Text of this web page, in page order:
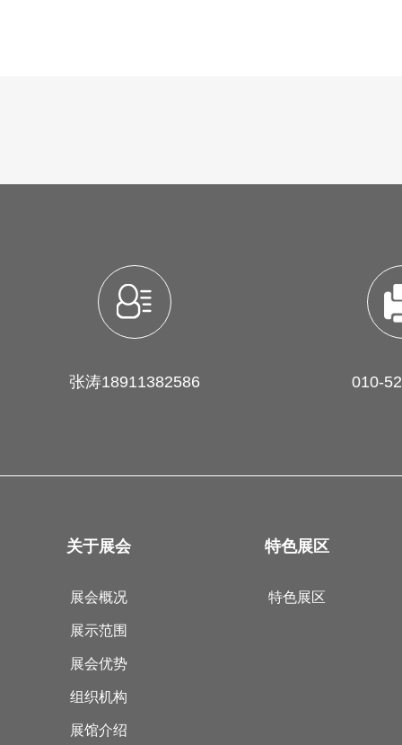
张涛18911382586 010-
关于展会
展会概况
展示范围
展会优势
组织机构
展馆介绍
特色展区
特色展区